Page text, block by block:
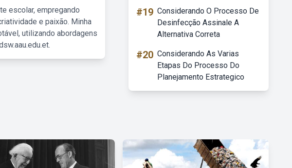
escolar, empregando
e paixão. Minha
utilizando abordagens
#19 Considerando O Processo De
Desinfecção Assinale A
Alternativa Correta
#20 Considerando As Varias
Etapas Do Processo Do
Planejamento Estrategico